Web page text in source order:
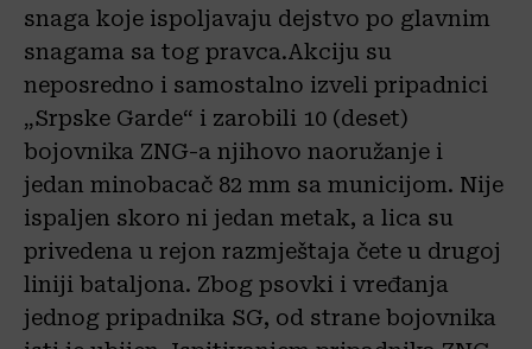
snaga koje ispoljavaju dejstvo po glavnim
snagama sa tog pravca.Akciju su
neposredno i samostalno izveli pripadnici
„Srpske Garde“ i zarobili 10 (deset)
bojovnika ZNG-a njihovo naoružanje i
jedan minobacač 82 mm sa municijom. Nije
ispaljen skoro ni jedan metak, a lica su
privedena u rejon razmještaja čete u drugoj
liniji bataljona. Zbog psovki i vređanja
jednog pripadnika SG, od strane bojovnika